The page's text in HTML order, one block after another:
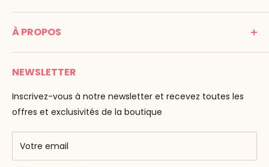
Tél : 05 53 61 21 26
Email :info@montessori-spirit.com
C G V
Mentions légales
Paiement
Livraison
F.A.Q
À PROPOS
Montessori Spirit
Maria Montessori
La pédagogie
Nos marques
Centres de formation
Public Montessori
NEWSLETTER
Inscrivez-vous à notre newsletter et recevez toutes les
offres et exclusivités de la boutique
Votre email